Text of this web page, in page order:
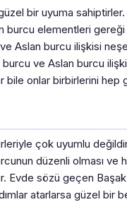
bir uyuma
burcu elementleri
Aslan burcu ilişkisi
ve Aslan burcu
bile onlar birbirlerini hep
çok uyumlu
düzenli olması ve
sözü geçen Başak
atarlarsa güzel bir